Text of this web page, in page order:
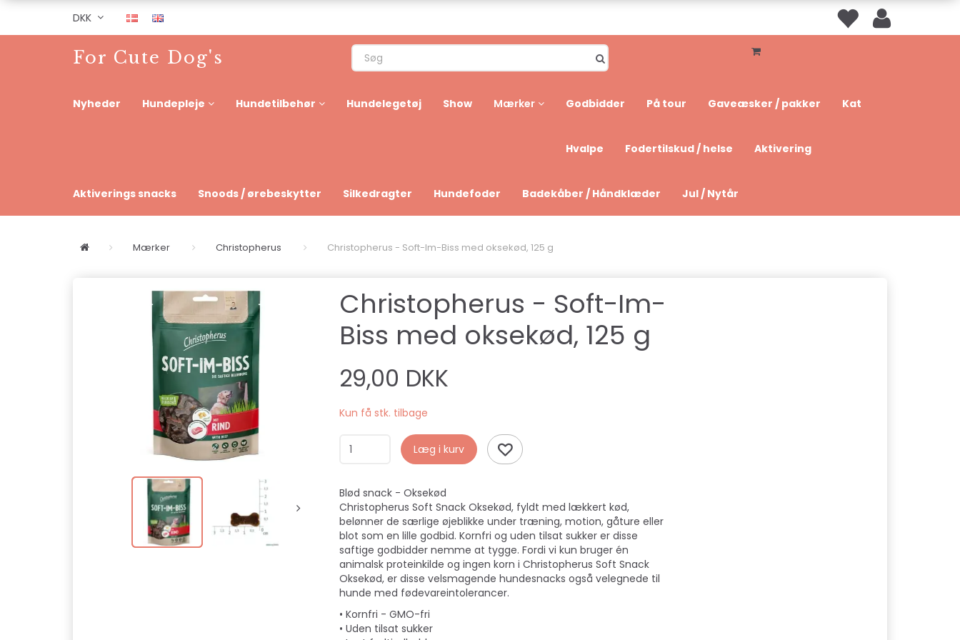
DKK
For Cute Dog's
Nyheder Hundepleje Hundetilbehør Hundelegetøj Show Mærker Godbidder På tour Gaveæsker / pakker Kat
Hvalpe Fodertilskud / helse Aktivering
Aktiverings snacks Snoods / ørebeskytter Silkedragter Hundefoder Badekåber / Håndklæder Jul / Nytår
Mærker Christopherus Christopherus - Soft-Im-Biss med oksekød, 125 g
Christopherus - Soft-Im-
Biss med oksekød, 125 g
29,00 DKK
Kun få stk. tilbage
Læg i kurv
Blød snack - Oksekød
Christopherus Soft Snack Oksekød, fyldt med lækkert kød,
belønner de særlige øjeblikke under træning, motion, gåture eller
blot som en lille godbid. Kornfri og uden tilsat sukker er disse
saftige godbidder nemme at tygge. Fordi vi kun bruger én
animalsk proteinkilde og ingen korn i Christopherus Soft Snack
Oksekød, er disse velsmagende hundesnacks også velegnede til
hunde med fødevareintolerancer.
• Kornfri - GMO-fri
• Uden tilsat sukker